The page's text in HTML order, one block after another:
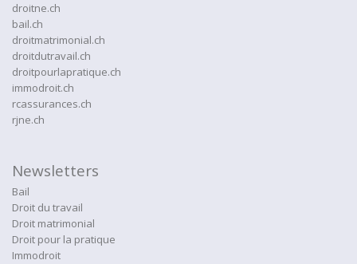
droitne.ch
bail.ch
droitmatrimonial.ch
droitdutravail.ch
droitpourlapratique.ch
immodroit.ch
rcassurances.ch
rjne.ch
Newsletters
Bail
Droit du travail
Droit matrimonial
Droit pour la pratique
Immodroit